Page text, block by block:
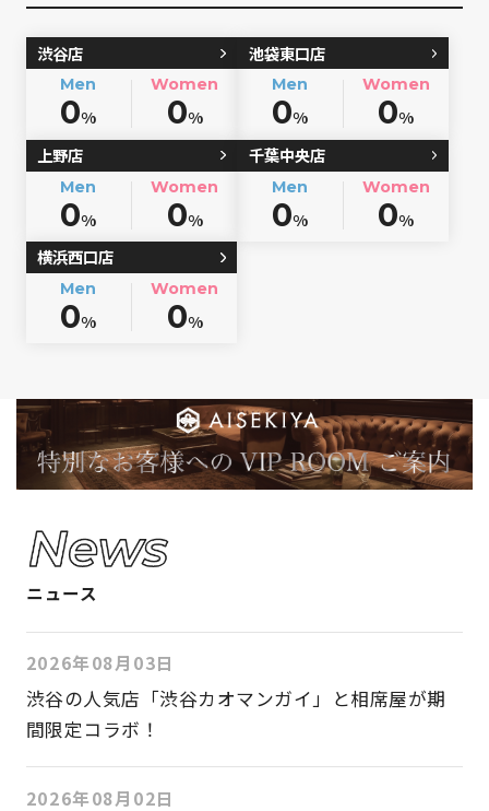
渋谷店
Men
0%
Women
0%
池袋東口店
Men
0%
Women
0%
上野店
Men
0%
Women
0%
千葉中央店
Men
0%
Women
0%
横浜西口店
Men
0%
Women
0%
ニュース
2026年08月03日
渋谷の人気店「渋谷カオマンガイ」と相席屋が期
間限定コラボ！
2026年08月02日